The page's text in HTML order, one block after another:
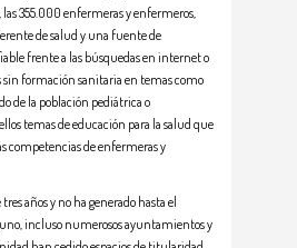
las 355.000 enfermeras y enfermeros,
de salud y una fuente de
frente a las búsquedas en internet o
sin formación sanitaria en temas como
de la población pediátrica o
temas de educación para la salud que
competencias de enfermeras y
años y no ha generado hasta el
incluso numerosos ayuntamientos y